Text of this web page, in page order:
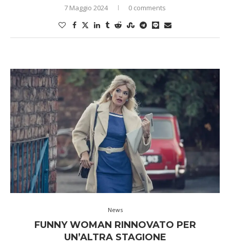
7 Maggio 2024 0 comments
News
FUNNY WOMAN RINNOVATO PER
UN’ALTRA STAGIONE